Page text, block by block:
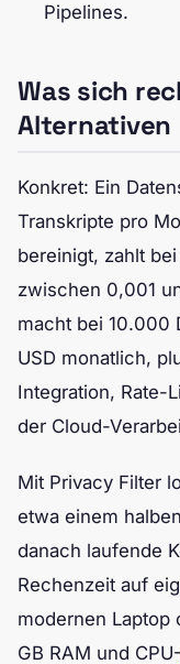
Pipelines.
Was sich
Alternativen
Konkret: Ein
Transkripte pro
bereinigt, zahlt
zwischen 0,001
macht bei 10.000
USD monatlich,
Integration, Rate-
der Cloud-
Mit Privacy Filter
etwa einem
danach laufende
Rechenzeit auf
modernen Laptop
GB RAM und CPU-